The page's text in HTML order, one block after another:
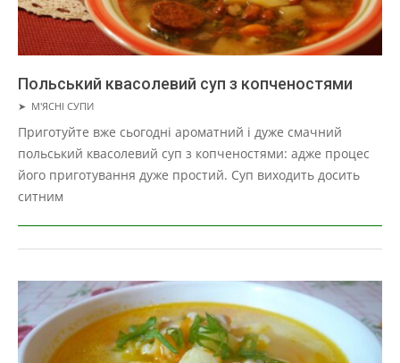
Польський квасолевий суп з копченостями
2019-
03-
29
➤ М'ЯСНІ СУПИ
Приготуйте вже сьогодні ароматний і дуже смачний
польський квасолевий суп з копченостями: адже процес
його приготування дуже простий. Суп виходить досить
ситним